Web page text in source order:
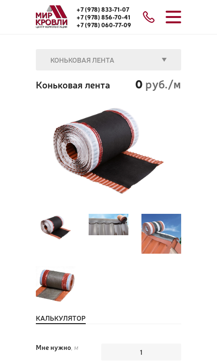
+7 (978) 833-71-07
+7 (978) 856-70-41
+7 (978) 060-77-09
КОНЬКОВАЯ ЛЕНТА
Коньковая лента 0 руб./м
КАЛЬКУЛЯТОР
Мне нужно , м